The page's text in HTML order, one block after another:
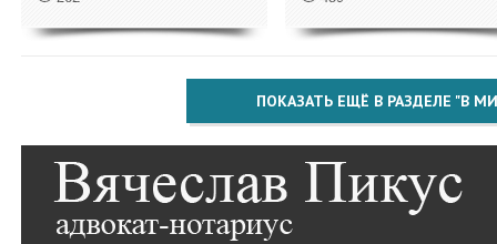
ПОКАЗАТЬ ЕЩЁ В РАЗДЕЛЕ "В